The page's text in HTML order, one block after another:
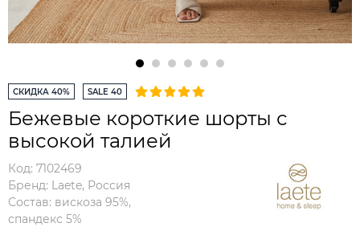
СКИДКА 40% SALE 40
Бежевые короткие шорты с
высокой талией
Код: 7102469
Бренд: Laete, Россия
Состав: вискоза 95%,
спандекс 5%